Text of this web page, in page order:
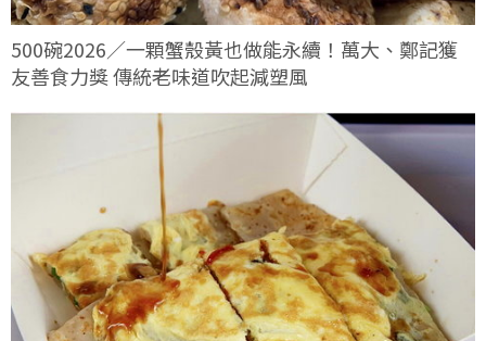
500碗2026／一顆蟹殼黃也做能永續！萬大、鄭記獲
友善食力獎 傳統老味道吹起減塑風